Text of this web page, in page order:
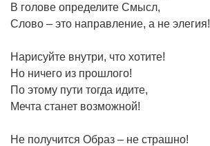
В голове определите Смысл,
Слово – это направление, а не элегия!
Нарисуйте внутри, что хотите!
Но ничего из прошлого!
По этому пути тогда идите,
Мечта станет возможной!
Не получится Образ – не страшно!